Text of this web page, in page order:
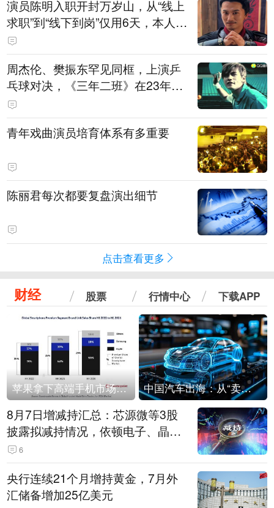
演员陈明入职开封万岁山，从“线上
求职”到“线下到岗”仅用6天，本人发
声
周杰伦、樊振东罕见同框，上演乒
乓球对决，《三年二班》在23年后
迎来了最权威的“男主角”
青年戏曲演员培育体系有多重要
陈丽君每次都要复盘演出细节
点击查看更多
财经 股票 行情中心 下载APP
苹果拿下高端手机市场65%的份额：iPhone 17系列功不可没 中国汽车出海：从“卖出去”到“走进去”
8月7日增减持汇总：芯源微等3股
披露拟减持情况，依顿电子、晶华
微拟增持（表）
6
央行连续21个月增持黄金，7月外
汇储备增加25亿美元